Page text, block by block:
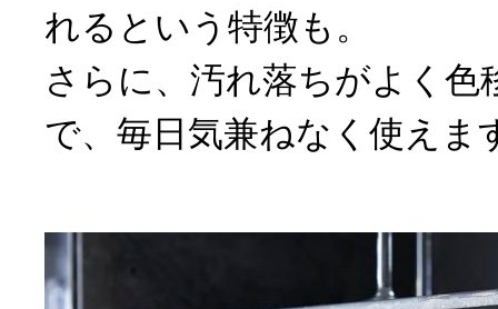
れるという特徴も。
さらに、汚れ落ちがよく色
で、毎日気兼ねなく使えま